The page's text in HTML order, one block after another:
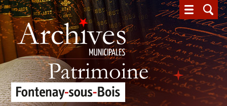
Archives municipales - Patrimoine - Fontenay-sous-Bois